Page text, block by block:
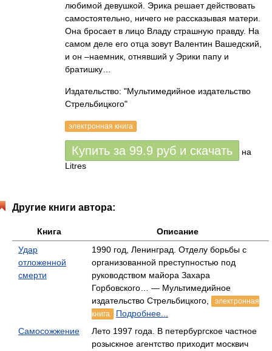
любимой девушкой. Эрика решает действовать
самостоятельно, ничего не рассказывая матери.
Она бросает в лицо Владу страшную правду. На
самом деле его отца зовут Валентин Вашедский,
и он –наемник, отнявший у Эрики папу и
братишку…
Издательство: "Мультимедийное издательство
Стрельбицкого"
электронная книга
Купить за 99.9 руб и скачать
на
Litres
Другие книги автора:
Книга
Описание
Удар
отложенной
смерти
1990 год, Ленинград. Отделу борьбы с
организованной преступностью под
руководством майора Захара
Горбовского… — Мультимедийное
издательство Стрельбицкого,
электронная
книга
Подробнее...
Самосожжение
Лето 1997 года. В петербургское частное
розыскное агентство приходит москвич